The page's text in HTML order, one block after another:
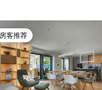
「房客推荐」
房客推荐